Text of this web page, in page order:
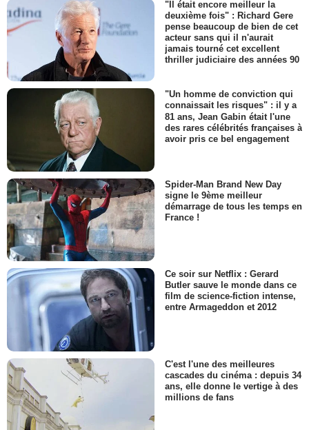
"Il était encore meilleur la
deuxième fois" : Richard Gere
pense beaucoup de bien de cet
acteur sans qui il n'aurait
jamais tourné cet excellent
thriller judiciaire des années 90
"Un homme de conviction qui
connaissait les risques" : il y a
81 ans, Jean Gabin était l'une
des rares célébrités françaises à
avoir pris ce bel engagement
Spider-Man Brand New Day
signe le 9ème meilleur
démarrage de tous les temps en
France !
Ce soir sur Netflix : Gerard
Butler sauve le monde dans ce
film de science-fiction intense,
entre Armageddon et 2012
C'est l'une des meilleures
cascades du cinéma : depuis 34
ans, elle donne le vertige à des
millions de fans